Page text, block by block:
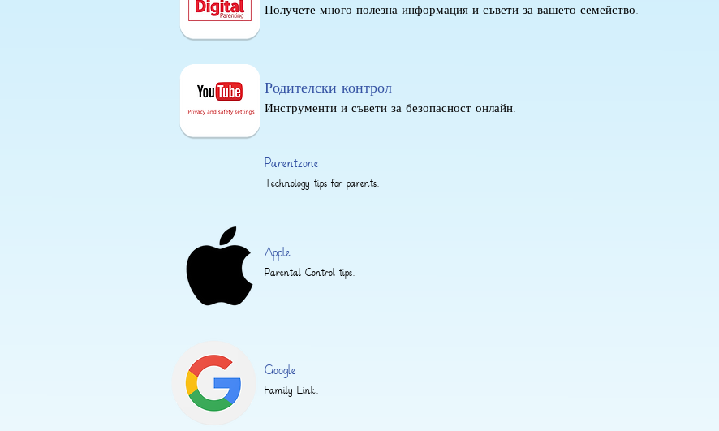
Получете много полезна информация и съвети за вашето семейство.
Родителски контрол
Инструменти и съвети за безопасност онлайн.
Parentzone
Technology tips for parents.
Apple
Parental Control tips.
Google
Family Link.